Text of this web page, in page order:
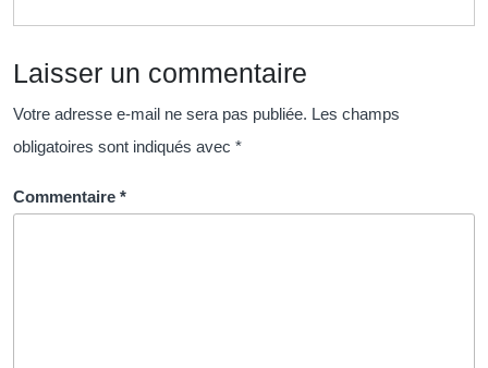
Demandeurs
d’Emploi
Laisser un commentaire
Votre adresse e-mail ne sera pas publiée. Les champs
obligatoires sont indiqués avec *
Commentaire *